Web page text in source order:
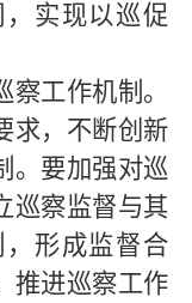
实现以巡促
工作机制。
求，不断创新
。要加强对巡
巡察监督与其
形成监督合
推进巡察工作